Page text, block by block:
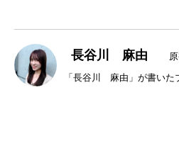
長谷川 麻由
「長谷川 麻由」が書いた